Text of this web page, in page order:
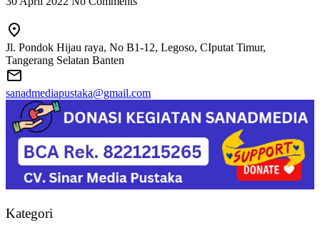
Jl. Pondok Hijau raya, No B1-12, Legoso, CIputat Timur,
Tangerang Selatan Banten
sanadmediapustaka@gmail.com
Kategori